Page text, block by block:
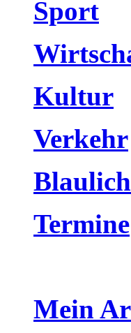
Sport
Kultur
Verkehr
Termine
Mein